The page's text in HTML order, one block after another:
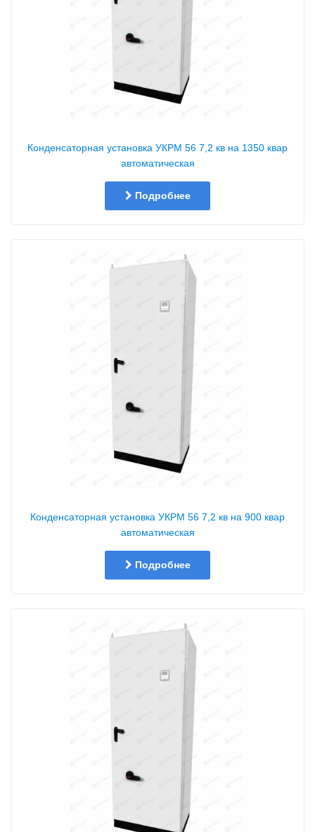
Конденсаторная установка УКРМ 56 7,2 кв на 1350 квар
автоматическая
Подробнее
Конденсаторная установка УКРМ 56 7,2 кв на 900 квар
автоматическая
Подробнее